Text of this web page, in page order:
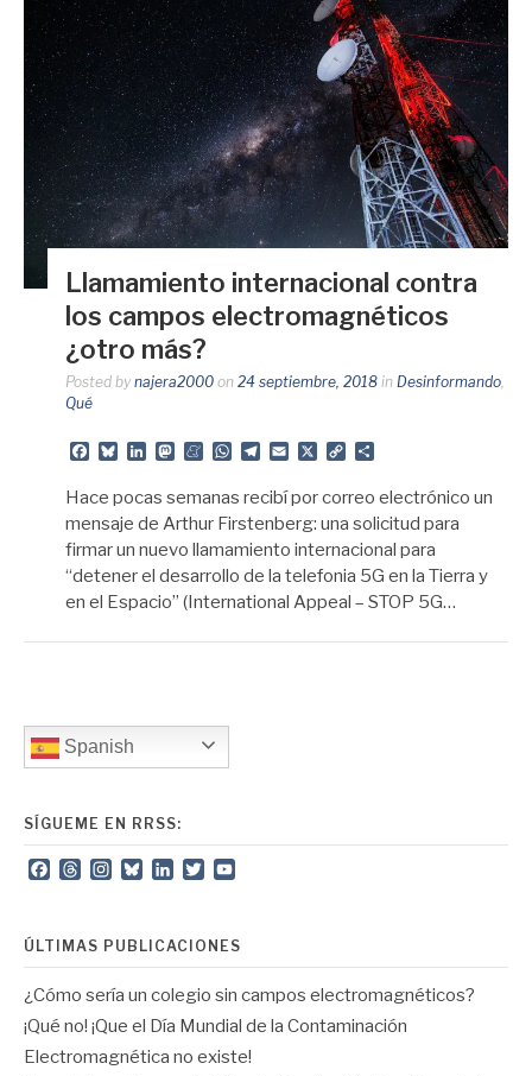
Llamamiento internacional contra
los campos electromagnéticos
¿otro más?
Posted by najera2000 on 24 septiembre, 2018 in Desinformando
Qué
Facebook
BlueskyLinkedIn
Mastodon
Meneame
WhatsApp
Telegram
Email
X
Copy
Hace pocas semanas recibí por correo electrónico un
mensaje de Arthur Firstenberg: una solicitud para
firmar un nuevo llamamiento internacional para
“detener el desarrollo de la telefonia 5G en la Tierra y
en el Espacio” (International Appeal – STOP 5G…
Spanish
SÍGUEME EN RRSS:
Facebook
ThreadsInstagram
BlueskyLinkedIn
Twitter
ÚLTIMAS PUBLICACIONES
¿Cómo sería un colegio sin campos electromagnéticos?
¡Qué no! ¡Que el Día Mundial de la Contaminación
Electromagnética no existe!